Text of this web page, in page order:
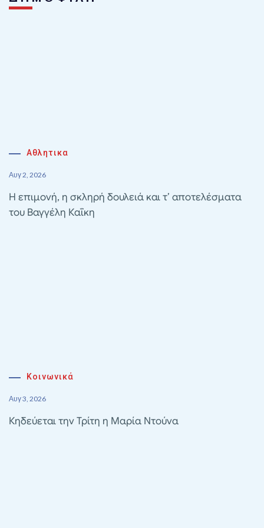
Αθλητικα
Αυγ 2, 2026
Η επιμονή, η σκληρή δουλειά και τ’ αποτελέσματα
του Βαγγέλη Καΐκη
Κοινωνικά
Αυγ 3, 2026
Κηδεύεται την Τρίτη η Μαρία Ντούνα